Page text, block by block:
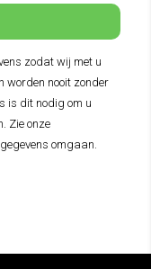
zodat wij met u
worden nooit zonder
is dit nodig om u
Zie onze
omgaan.